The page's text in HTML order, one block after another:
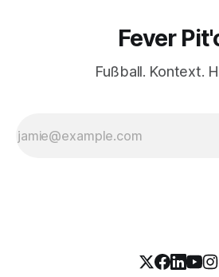
Fever
Fußball. Kontext.